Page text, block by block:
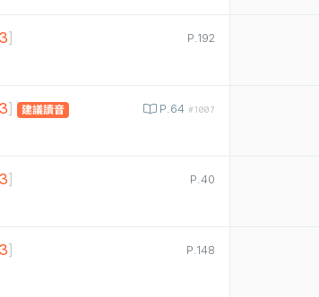
P.192
]
P.64 #1007
] 建議讀音
P.40
]
P.148
]